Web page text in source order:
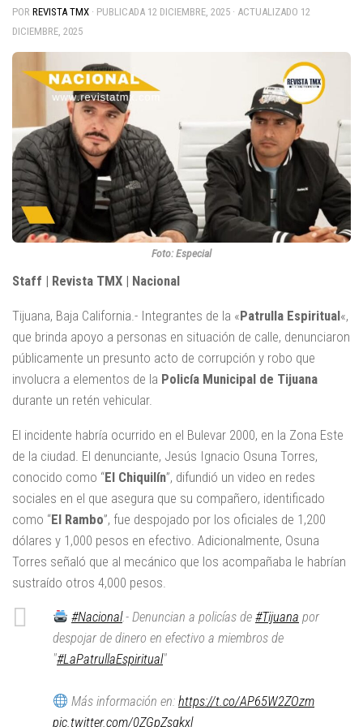
POR REVISTA TMX · PUBLICADA 12 DICIEMBRE, 2025 · ACTUALIZADO 12
DICIEMBRE, 2025
Foto: Especial
Staff | Revista TMX | Nacional
Tijuana, Baja California.- Integrantes de la «Patrulla Espiritual«,
que brinda apoyo a personas en situación de calle, denunciaron
públicamente un presunto acto de corrupción y robo que
involucra a elementos de la Policía Municipal de Tijuana
durante un retén vehicular.
El incidente habría ocurrido en el Bulevar 2000, en la Zona Este
de la ciudad. El denunciante, Jesús Ignacio Osuna Torres,
conocido como “El Chiquilín”, difundió un video en redes
sociales en el que asegura que su compañero, identificado
como “El Rambo”, fue despojado por los oficiales de 1,200
dólares y 1,000 pesos en efectivo. Adicionalmente, Osuna
Torres señaló que al mecánico que los acompañaba le habrían
sustraído otros 4,000 pesos.
#Nacional.- Denuncian a policías de#Tijuana por
despojar de dinero en efectivo a miembros de
"#LaPatrullaEspiritual"
Más información en:https://t.co/AP65W2ZOzm
pic.twitter.com/0ZGpZsqkxl